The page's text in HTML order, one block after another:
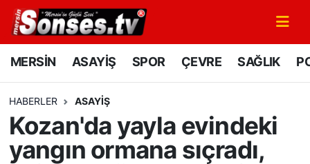
MERSİN ASAYİŞ SPOR ÇEVRE SAĞLIK
HABERLER ASAYİŞ
Kozan'da yayla evindeki
yangın ormana sıçradı,
MERSİN
SPOR
GÜNÜN MANŞETİ
Mersin Nöbetçi Eczaneler
Mersin Namaz Vakitleri
Mersin Trafik Yoğunluk Haritası